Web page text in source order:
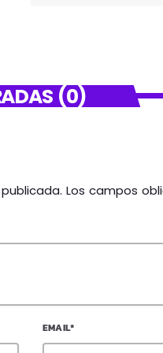
(0)
Los campos
EMAIL*